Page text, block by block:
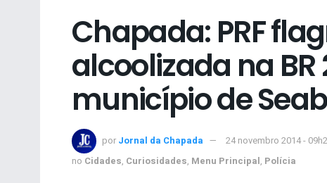
Chapada: PRF
alcoolizada na
município de
por Jornal da Chapada
24 novembro 2014 -
no Cidades, Curiosidades, Menu Principal, Polícia